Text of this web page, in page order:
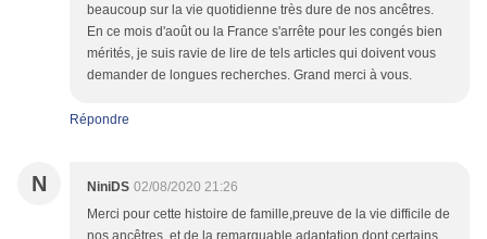
beaucoup sur la vie quotidienne très dure de nos ancêtres.
En ce mois d'août ou la France s'arrête pour les congés bien
mérités, je suis ravie de lire de tels articles qui doivent vous
demander de longues recherches. Grand merci à vous.
Répondre
N NiniDS 02/08/2020 21:26
Merci pour cette histoire de famille,preuve de la vie difficile de
nos ancêtres, et de la remarquable adaptation dont certains